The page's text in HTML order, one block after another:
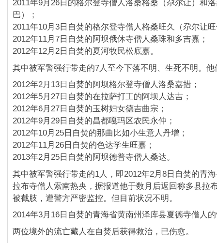
2011年9月26日的格尔登寺僧人洛桑格桑（尕尔让） 和
巴）；
2011年10月3日自焚的格尔登寺僧人格桑旺久（尕尔让
2012年11月7日自焚的阿坝俄休寺僧人桑珠和多吉嘉；
2012年12月2日自焚的夏河牧民松底嘉。
其中被军警强行带走的7人至今下落不明、生死不明。他
2012年2月13日自焚的阿坝格尔登寺僧人洛桑嘉措；
2012年5月27日自焚的在拉萨打工的阿坝人达吉；
2012年6月27日自焚的玉树妇女德吉曲宗；
2012年9月29日自焚的昌都嘎玛区农民永仲；
2012年10月25日自焚的那曲比如小生意人丹增；
2012年11月26日自焚的色达学生旺嘉；
2013年2月25日自焚的阿坝德普寺僧人桑达。
其中被军警强行带走的1人， 即2012年2月8日自焚的青
拉布寺僧人索南热央，据报道他于数月后返回称多县拉
被截肢， 遭警方严密监控。但目前状况不明。
2014年3月16日自焚的青海省黄南州泽库县夏德寺僧人
两位境外的流亡藏人在自焚后获得救治，已伤愈。